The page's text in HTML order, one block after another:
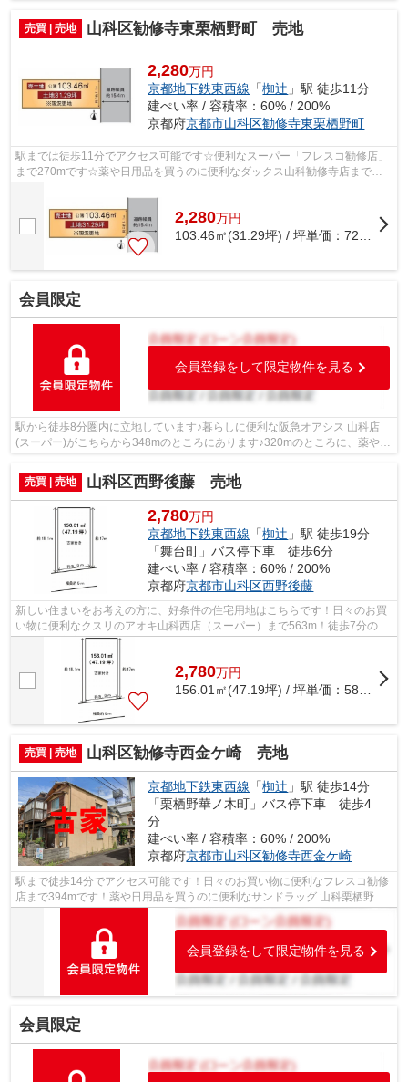
売買 | 売地 山科区勧修寺東栗栖野町 売地
2,280万円
京都地下鉄東西線 「椥辻 」駅 徒歩11分
建ぺい率 / 容積率：60% / 200%
京都府京都市山科区勧修寺東栗栖野町
駅までは徒歩11分でアクセス可能です☆便利なスーパー「フレスコ勧修店」
まで270mです☆薬や日用品を買うのに便利なダックス山科勧修寺店まで、
137mです☆セブン-イレブン勧修寺西栗栖野...
2,280万円
103.46㎡(31.29坪) / 坪単価：72.87 万円
会員限定
会員登録をして限定物件を見る
駅から徒歩8分圏内に立地しています♪暮らしに便利な阪急オアシス 山科店
(スーパー)がこちらから348mのところにあります♪320mのところに、薬や日
用品を買うのに便利なサンドラッグ 山科...
売買 | 売地
山科区西野後藤 売地
2,780万円
京都地下鉄東西線 「椥辻 」駅 徒歩19分
「舞台町」バス停下車 徒歩6分
建ぺい率 / 容積率：60% / 200%
京都府京都市山科区西野後藤
新しい住まいをお考えの方に、好条件の住宅用地はこちらです！日々のお買
い物に便利なクスリのアオキ山科西店（スーパー）まで563m！徒歩7分の場
所に京都市立山階南小学校があります！...
2,780万円
156.01㎡(47.19坪) / 坪単価：58.91 万円
売買 | 売地 山科区勧修寺西金ケ崎 売地
京都地下鉄東西線 「椥辻 」駅 徒歩14分
「栗栖野華ノ木町」バス停下車 徒歩4
分
建ぺい率 / 容積率：60% / 200%
京都府京都市山科区勧修寺西金ケ崎
駅まで徒歩14分でアクセス可能です！日々のお買い物に便利なフレスコ勧修
店まで394mです！薬や日用品を買うのに便利なサンドラッグ 山科栗栖野店
まで433mです！徒歩5分の場所に京都市...
会員登録をして限定物件を見る
会員限定